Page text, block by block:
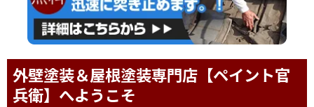
外壁塗装＆屋根塗装専門店【ペイント官
兵衛】へようこそ